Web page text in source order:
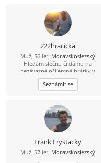
222hracicka
Muž, 56 let, Moravskoslezský
Hledám slečnu či dámu na
nezávazné příjemné hrátky v
dopoledních hodinách. Žádné
následné komplikace! :-D Ostravsko
Seznámit se
Frank Frystacky
Muž, 57 let, Moravskoslezský